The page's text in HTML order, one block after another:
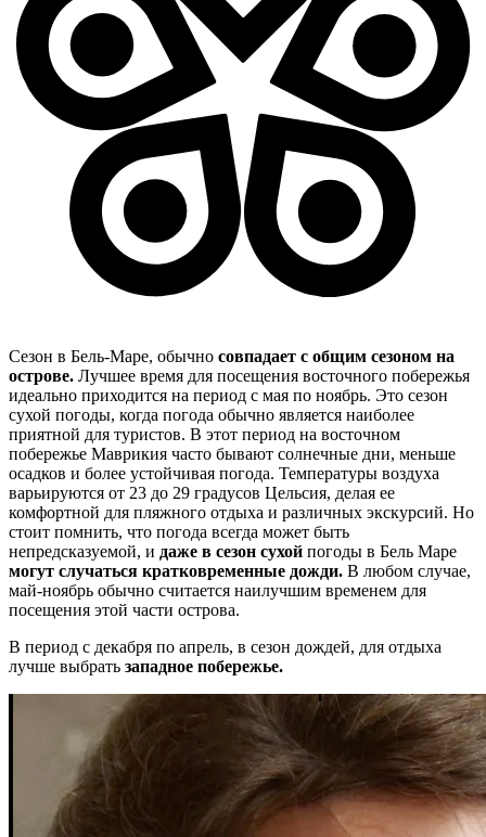
Сезон в Бель-Маре, обычно совпадает с общим сезоном на
острове. Лучшее время для посещения восточного побережья
идеально приходится на период с мая по ноябрь. Это сезон
сухой погоды, когда погода обычно является наиболее
приятной для туристов. В этот период на восточном
побережье Маврикия часто бывают солнечные дни, меньше
осадков и более устойчивая погода. Температуры воздуха
варьируются от 23 до 29 градусов Цельсия, делая ее
комфортной для пляжного отдыха и различных экскурсий. Но
стоит помнить, что погода всегда может быть
непредсказуемой, и даже в сезон сухой погоды в Бель Маре
могут случаться кратковременные дожди. В любом случае,
май-ноябрь обычно считается наилучшим временем для
посещения этой части острова.
В период с декабря по апрель, в сезон дождей, для отдыха
лучше выбрать западное побережье.